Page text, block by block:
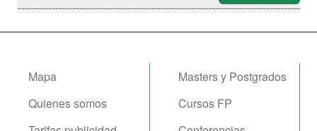
Mapa
Quienes somos
Masters y Postgrados
Cursos FP